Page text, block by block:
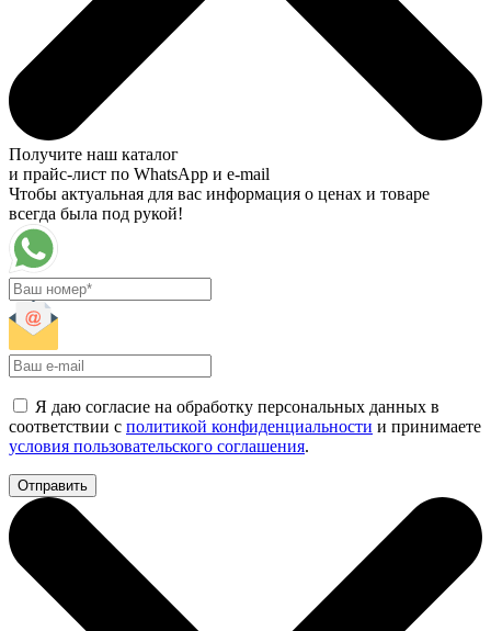
Получите наш каталог
и прайс-лист по WhatsApp и e-mail
Чтобы актуальная для вас информация о ценах и товаре
всегда была под рукой!
Я даю согласие на обработку персональных данных в
соответствии с политикой конфиденциальности и принимаете
условия пользовательского соглашения.